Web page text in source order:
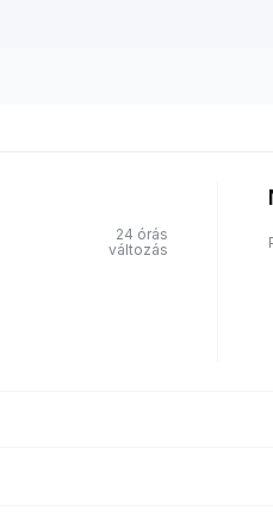
24 órás
változás